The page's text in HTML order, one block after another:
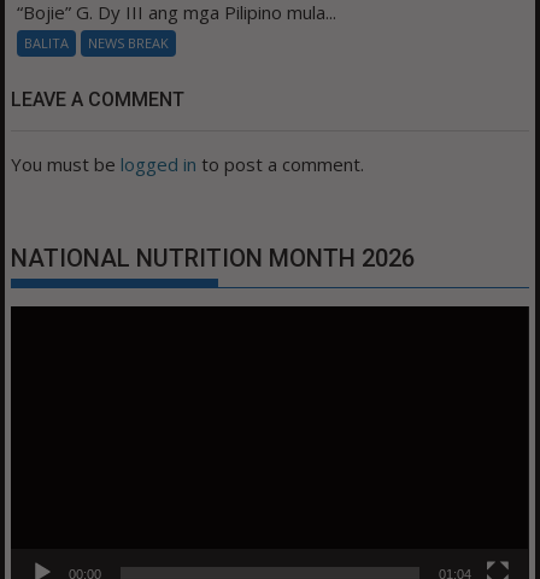
“Bojie” G. Dy III ang mga Pilipino mula...
BALITA NEWS BREAK
LEAVE A COMMENT
You must be logged in to post a comment.
NATIONAL NUTRITION MONTH 2026
00:00 01:04